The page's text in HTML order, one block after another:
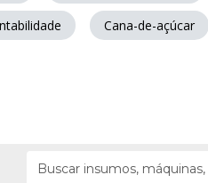
Cana-de-açúcar